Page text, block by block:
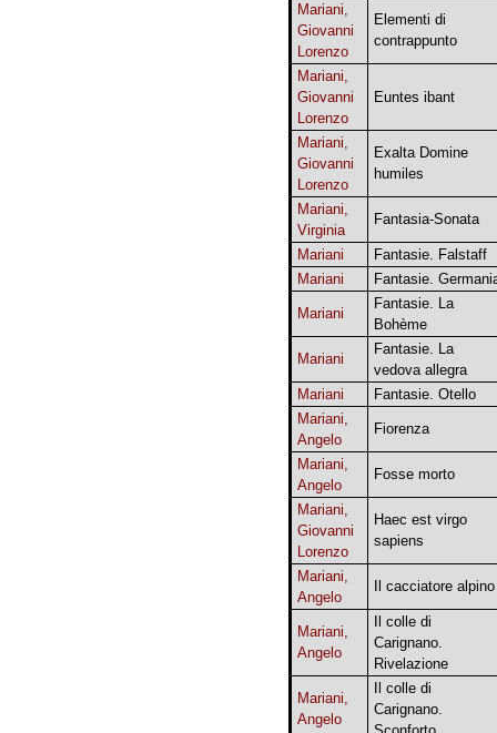
Mariani,
Giovanni
Lorenzo
Elementi di
contrappunto
Mariani,
Giovanni
Lorenzo
Euntes ibant
Mariani,
Giovanni
Lorenzo
Exalta Domine
humiles
Mariani,
Virginia
Fantasia-Sonata
Mariani
Fantasie. Falstaff
Mariani
Fantasie.
Mariani
Fantasie. La
Bohème
Mariani
Fantasie. La
vedova allegra
Mariani
Fantasie. Otello
Mariani,
Angelo
Fiorenza
Mariani,
Angelo
Fosse morto
Mariani,
Giovanni
Lorenzo
Haec est virgo
sapiens
Mariani,
Angelo
Il cacciatore alpino
Mariani,
Angelo
Il colle di
Carignano.
Rivelazione
Mariani,
Angelo
Il colle di
Carignano.